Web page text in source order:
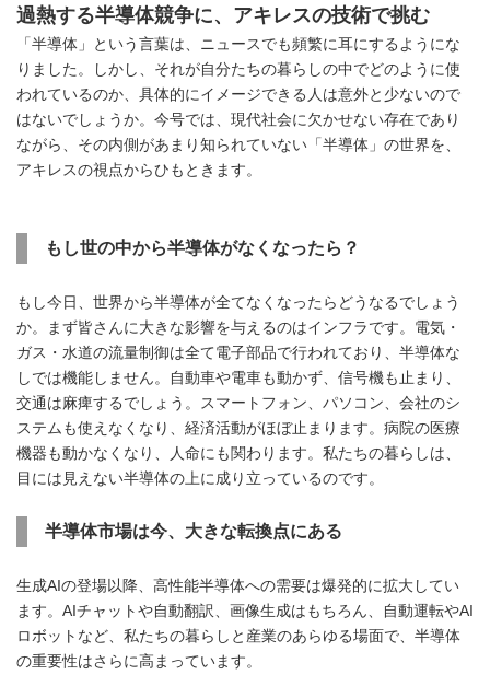
過熱する半導体競争に、アキレスの技術で挑む
「半導体」という言葉は、ニュースでも頻繁に耳にするようにな
りました。しかし、それが自分たちの暮らしの中でどのように使
われているのか、具体的にイメージできる人は意外と少ないので
はないでしょうか。今号では、現代社会に欠かせない存在であり
ながら、その内側があまり知られていない「半導体」の世界を、
アキレスの視点からひもときます。
もし世の中から半導体がなくなったら？
もし今日、世界から半導体が全てなくなったらどうなるでしょう
か。まず皆さんに大きな影響を与えるのはインフラです。電気・
ガス・水道の流量制御は全て電子部品で行われており、半導体な
しでは機能しません。自動車や電車も動かず、信号機も止まり、
交通は麻痺するでしょう。スマートフォン、パソコン、会社のシ
ステムも使えなくなり、経済活動がほぼ止まります。病院の医療
機器も動かなくなり、人命にも関わります。私たちの暮らしは、
目には見えない半導体の上に成り立っているのです。
半導体市場は今、大きな転換点にある
生成AIの登場以降、高性能半導体への需要は爆発的に拡大してい
ます。AIチャットや自動翻訳、画像生成はもちろん、自動運転やAI
ロボットなど、私たちの暮らしと産業のあらゆる場面で、半導体
の重要性はさらに高まっています。